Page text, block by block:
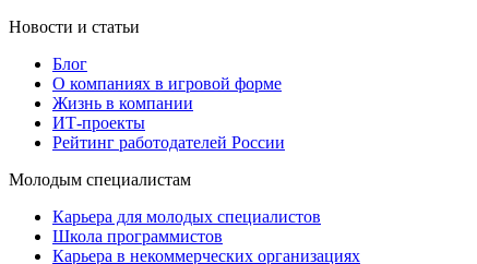
Новости и статьи
Блог
О компаниях в игровой форме
Жизнь в компании
ИТ-проекты
Рейтинг работодателей России
Молодым специалистам
Карьера для молодых специалистов
Школа программистов
Карьера в некоммерческих организациях